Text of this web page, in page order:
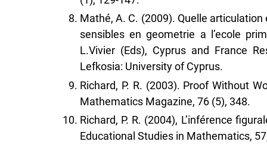
Mathé, A. C. (2009). Quelle
sensibles en geometrie a l’ecole
L.Vivier (Eds), Cyprus and France
Lefkosia: University of Cyprus.
Richard, P. R. (2003). Proof Without
Mathematics Magazine, 76 (5), 348.
Richard, P. R. (2004), L’inférence
Educational Studies in Mathematics,